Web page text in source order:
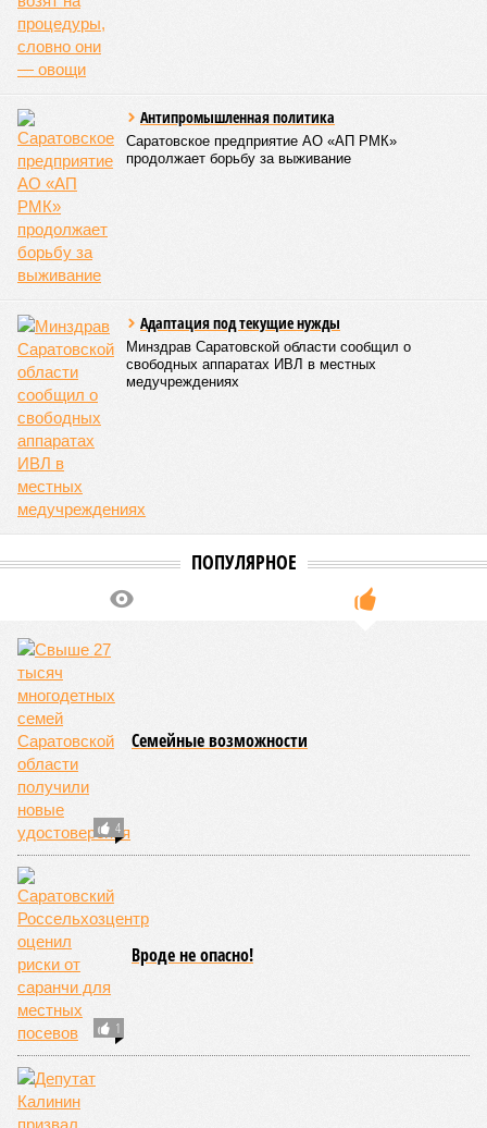
которые свои выходные дни тратят на то, чтобы
прийти в храм, чтобы продолжать внеклассную
работу. Большинство учеников в выходные
богослужение, занимаются музыкой и другим
творчеством», – заявил митрополит Игнатий.
В рамках концертной программы со сцены прозвучали
стихи русских поэтов:
Ахматовой,
Романова
благотворительный концерт «Вера, надежда, любовь» (фото: saratov-
Что касается вокальных выступлений, их открыл
задостойник Пасхи Валаамского распева, подготовленный
юными вокалистами Образовательного центра. Также для
собравшихся прозвучали композиции «Над небом
голубым», «За рекой», «Все зависит от Бога», «Далекий
дом», «Главное на свете – это наши дети» и другие песни.
В финальной части мероприятия все участники дружно
исполнили песню «Мир дому твоему»Оскара Фельцмана.
Вячеслав Буйнов
17.05.2026 10:05
Отредактировано:17.05.2026 10:05
Версия //Власть //
сайтам помогает защищать граждан от цифровых угроз
Калинин: ограничение доступа к нелегальным сайтам
помогает защищать граждан от цифровых угроз
Барьер для мошенников
Калинин: ограничение доступа к нелегальным сайтам помогает защищать
граждан от цифровых угроз (фото: vvesti.com / Виталий Рагулин)